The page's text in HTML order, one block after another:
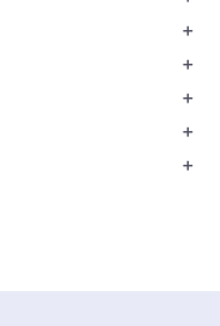
TREATMENT
＋
＋
＋
＋
＋